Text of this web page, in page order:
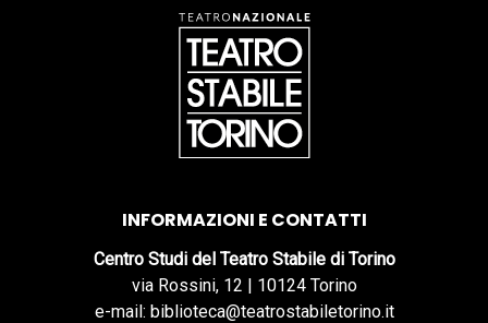
INFORMAZIONI E CONTATTI
Centro Studi del Teatro Stabile di Torino
via Rossini, 12 | 10124 Torino
e-mail: biblioteca@teatrostabiletorino.it